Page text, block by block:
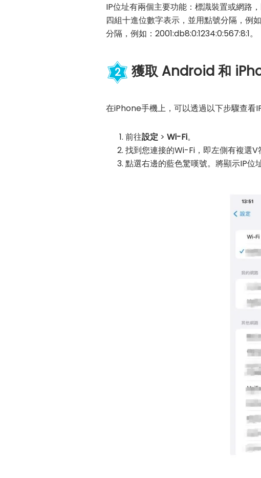
IP位址有兩個主要功能：標識裝置或網路
四組十進位數字表示，並用點號分隔，例
分隔，例如：2001:db8:0:1234:0:567:8:1。
2 獲取 Android 和
在iPhone手機上，可以透過以下步驟查看
前往設定 > Wi-Fi。
找到您連接的Wi-Fi，即左側有複選V
點選右邊的藍色驚嘆號。將顯示IP位